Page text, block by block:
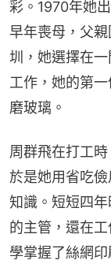
彩。1970年她
早年喪母，父
圳，她選擇在一
工作，她的第
磨玻璃。
周群飛在打工
於是她用省吃
知識。短短四
的主管，還在
學掌握了絲網印